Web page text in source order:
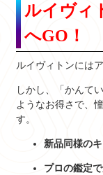
ルイヴィ
へGO！
ルイヴィトンには
しかし、「かんて
ようなお得さで、
す。
新品同様の
プロの鑑定